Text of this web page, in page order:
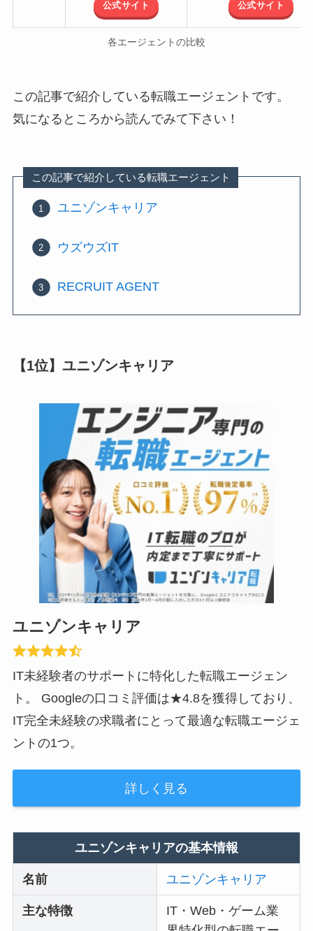
公式サイト 公式サイト
各エージェントの比較
この記事で紹介している転職エージェントです。
気になるところから読んでみて下さい！
この記事で紹介している転職エージェント
ユニゾンキャリア
ウズウズIT
RECRUIT AGENT
【1位】ユニゾンキャリア
ユニゾンキャリア
IT未経験者のサポートに特化した転職エージェン
ト。 Googleの口コミ評価は★4.8を獲得しており、
IT完全未経験の求職者にとって最適な転職エージェ
ントの1つ。
詳しく見る
ユニゾンキャリアの基本情報
名前 ユニゾンキャリア
主な特徴
IT・Web・ゲーム業